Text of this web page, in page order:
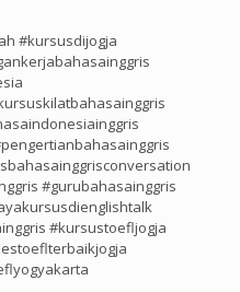
#kursusdijogja
#gurubahasainggris
#kursustoefljogja